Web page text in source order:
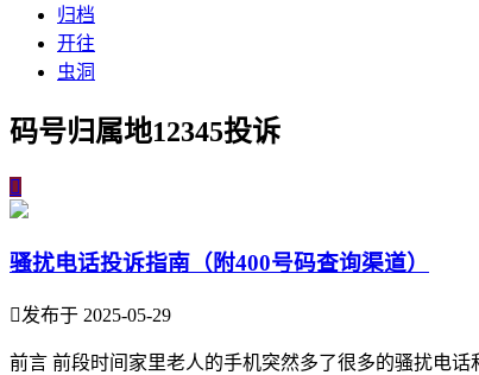
归档
开往
虫洞
码号归属地12345投诉

骚扰电话投诉指南（附400号码查询渠道）
发布于 2025-05-29
前言 前段时间家里老人的手机突然多了很多的骚扰电